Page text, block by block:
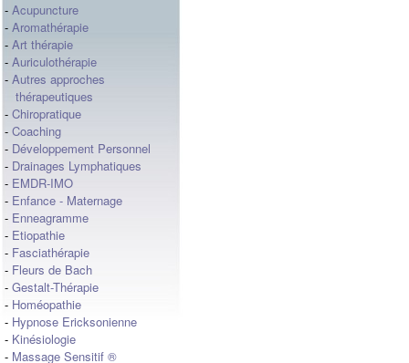
- Acupuncture
- Aromathérapie
- Art thérapie
- Auriculothérapie
- Autres approches
thérapeutiques
- Chiropratique
- Coaching
- Développement Personnel
- Drainages Lymphatiques
- EMDR-IMO
- Enfance - Maternage
- Enneagramme
- Etiopathie
- Fasciathérapie
- Fleurs de Bach
- Gestalt-Thérapie
- Homéopathie
- Hypnose Ericksonienne
- Kinésiologie
- Massage Sensitif ®